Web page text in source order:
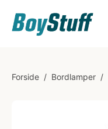
Forside / Bordlamper /